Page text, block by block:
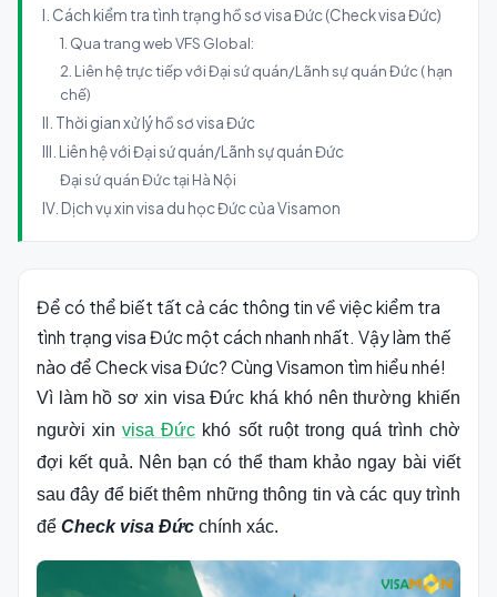
I. Cách kiểm tra tình trạng hồ sơ visa Đức (Check visa Đức)
1. Qua trang web VFS Global:
2. Liên hệ trực tiếp với Đại sứ quán/Lãnh sự quán Đức ( hạn
chế)
II. Thời gian xử lý hồ sơ visa Đức
III. Liên hệ với Đại sứ quán/Lãnh sự quán Đức
Đại sứ quán Đức tại Hà Nội
IV. Dịch vụ xin visa du học Đức của Visamon
Để có thể biết tất cả các thông tin về việc kiểm tra
tình trạng visa Đức một cách nhanh nhất. Vậy làm thế
nào để Check visa Đức? Cùng Visamon tìm hiểu nhé!
Vì làm hồ sơ xin visa Đức khá khó nên thường khiến
người xinvisa Đức khó sốt ruột trong quá trình chờ
đợi kết quả. Nên bạn có thể tham khảo ngay bài viết
sau đây để biết thêm những thông tin và các quy trình
để Check visa Đức chính xác.